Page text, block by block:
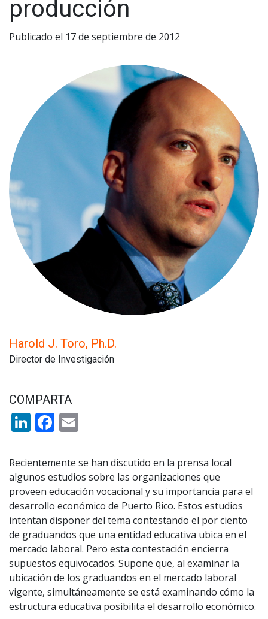
producción
Publicado el 17 de septiembre de 2012
Harold J. Toro, Ph.D.
Director de Investigación
COMPARTA
LinkedIn
Facebook
Recientemente se han discutido en la prensa local
algunos estudios sobre las organizaciones que
proveen educación vocacional y su importancia para el
desarrollo económico de Puerto Rico. Estos estudios
intentan disponer del tema contestando el por ciento
de graduandos que una entidad educativa ubica en el
mercado laboral. Pero esta contestación encierra
supuestos equivocados. Supone que, al examinar la
ubicación de los graduandos en el mercado laboral
vigente, simultáneamente se está examinando cómo la
estructura educativa posibilita el desarrollo económico.